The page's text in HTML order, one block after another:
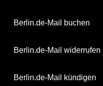
Berlin.de-Mail buchen
Berlin.de-Mail widerrufen
Berlin.de-Mail kündigen